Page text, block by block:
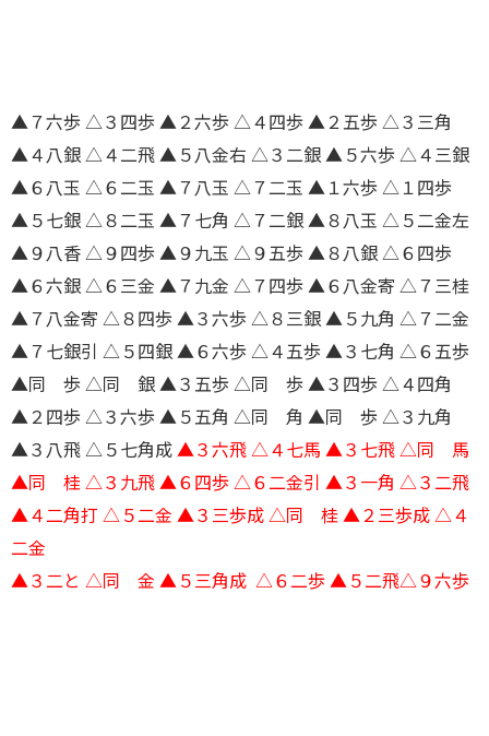
▲７六歩 △３四歩 ▲２六歩 △４四歩 ▲２五歩 △３三角
▲４八銀 △４二飛 ▲５八金右 △３二銀 ▲５六歩 △４三銀
▲６八玉 △６二玉 ▲７八玉 △７二玉 ▲１六歩 △１四歩
▲５七銀 △８二玉 ▲７七角 △７二銀 ▲８八玉 △５二金左
▲９八香 △９四歩 ▲９九玉 △９五歩 ▲８八銀 △６四歩
▲６六銀 △６三金 ▲７九金 △７四歩 ▲６八金寄 △７三桂
▲７八金寄 △８四歩 ▲３六歩 △８三銀 ▲５九角 △７二金
▲７七銀引 △５四銀 ▲６六歩 △４五歩 ▲３七角 △６五歩
▲同 歩 △同 銀 ▲３五歩 △同 歩 ▲３四歩 △４四角
▲２四歩 △３六歩 ▲５五角 △同 角 ▲同 歩 △３九角
▲３八飛 △５七角成 ▲３六飛 △４七馬 ▲３七飛 △同 馬
▲同 桂 △３九飛 ▲６四歩 △６二金引 ▲３一角 △３二飛
▲４二角打 △５二金 ▲３三歩成 △同 桂 ▲２三歩成 △４
二金
▲３二と △同 金 ▲５三角成 △６二歩 ▲５二飛△９六歩